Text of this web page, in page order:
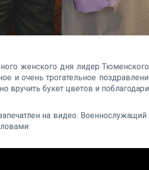
женского дня лидер
и очень трогательное
вручить букет цветов и
на видео. Военнослужащий